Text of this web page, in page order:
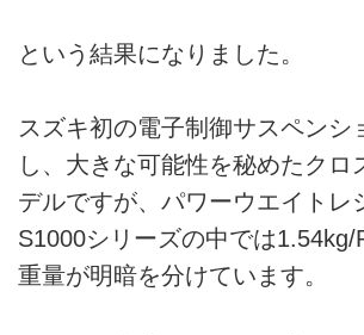
という結果になりました。
スズキ初の電子制御サスペンシ
し、大きな可能性を秘めたクロ
デルですが、パワーウエイトレ
S1000シリーズの中では1.54kg/
重量が明暗を分けています。